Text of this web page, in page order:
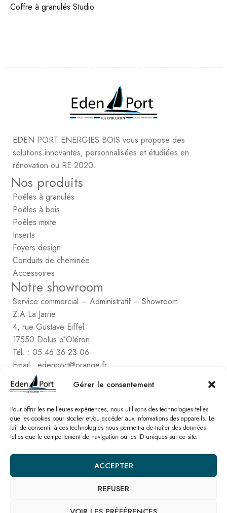
Gérer le consentement
Pour offrir les meilleures expériences, nous utilisons des technologies telles
que les cookies pour stocker et/ou accéder aux informations des appareils. Le
fait de consentir à ces technologies nous permettra de traiter des données
telles que le comportement de navigation ou les ID uniques sur ce site.
ACCEPTER
REFUSER
Coffre à granulés Studio
EDEN PORT ENERGIES BOIS vous propose des
solutions innovantes, personnalisées et étudiées en
rénovation ou RE 2020.
Nos produits
Poêles à granulés
Poêles à bois
Poêles mixte
Inserts
Foyers design
Conduits de cheminée
Accessoires
Notre showroom
Service commercial – Administratif – Showroom
Z.A La Jarrie
4, rue Gustave Eiffel
17550 Dolus d’Oléron
Tél. : 05 46 36 23 06
Email : edenport@orange.fr
Contactez Eden Port
Comptabilité
2, rue de Vert-Bois – La Gaconnière
17480 le Château d’Oléon
Tél. : 05 46 47 78 16